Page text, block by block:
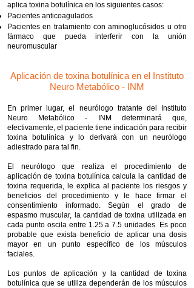
aplica toxina botulínica en los siguientes casos:
Pacientes anticoagulados
Pacientes en tratamiento con aminoglucósidos u otro
fármaco que pueda interferir con la unión
neuromuscular
Aplicación de toxina botulínica en el Instituto
Neuro Metabólico - INM
En primer lugar, el neurólogo tratante del Instituto
Neuro Metabólico - INM determinará que,
efectivamente, el paciente tiene indicación para recibir
toxina botulínica y lo derivará con un neurólogo
adiestrado para tal fin.
El neurólogo que realiza el procedimiento de
aplicación de toxina botulínica calcula la cantidad de
toxina requerida, le explica al paciente los riesgos y
beneficios del procedimiento y le hace firmar el
consentimiento informado. Según el grado de
espasmo muscular, la cantidad de toxina utilizada en
cada punto oscila entre 1.25 a 7.5 unidades. Es poco
probable que exista beneficio de aplicar una dosis
mayor en un punto específico de los músculos
faciales.
Los puntos de aplicación y la cantidad de toxina
botulínica que se utiliza dependerán de los músculos